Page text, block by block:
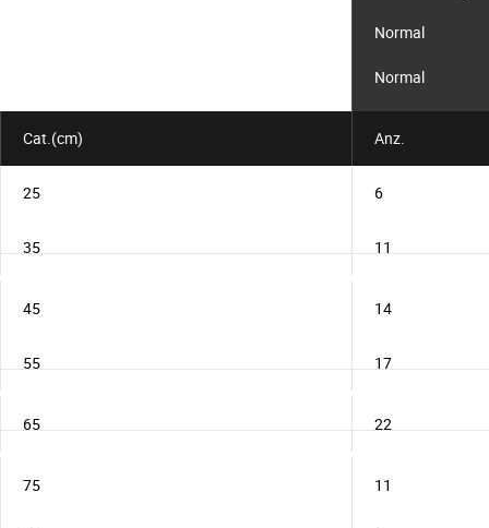
Normal
Normal
Cat.(cm) Anz.
25 6
35 11
45 14
55 17
65 22
75 11